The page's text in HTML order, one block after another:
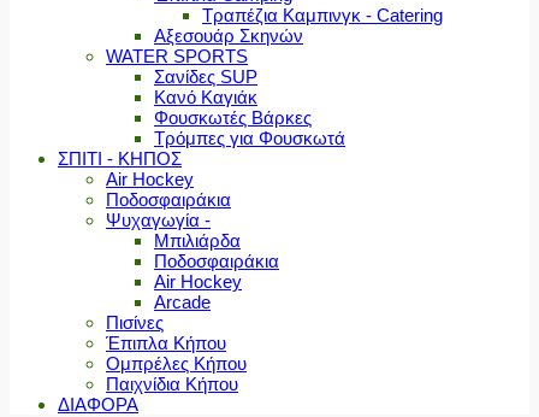
Τραπέζια Καμπινγκ - Catering
Αξεσουάρ Σκηνών
WATER SPORTS
Σανίδες SUP
Κανό Καγιάκ
Φουσκωτές Βάρκες
Τρόμπες για Φουσκωτά
ΣΠΙΤΙ - ΚΗΠΟΣ
Air Hockey
Ποδοσφαιράκια
Ψυχαγωγία -
Μπιλιάρδα
Ποδοσφαιράκια
Air Hockey
Arcade
Πισίνες
Έπιπλα Κήπου
Ομπρέλες Κήπου
Παιχνίδια Κήπου
ΔΙΑΦΟΡΑ